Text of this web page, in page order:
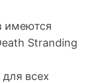
имеются
Stranding
всех